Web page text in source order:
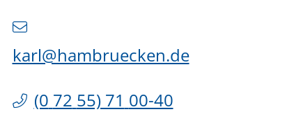
karl@hambruecken.de
(0 72 55) 71 00-40